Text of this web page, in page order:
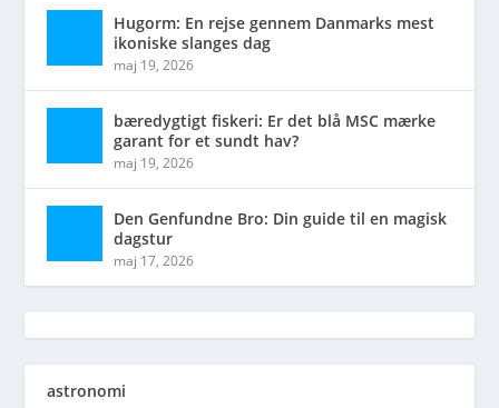
Hugorm: En rejse gennem Danmarks mest
ikoniske slanges dag
maj 19, 2026
bæredygtigt fiskeri: Er det blå MSC mærke
garant for et sundt hav?
maj 19, 2026
Den Genfundne Bro: Din guide til en magisk
dagstur
maj 17, 2026
astronomi